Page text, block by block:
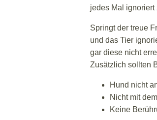
jedes Mal ignoriert
Springt der treue
und das Tier
gar diese nicht
Zusätzlich sollten
Hund nicht
Nicht mit
Keine